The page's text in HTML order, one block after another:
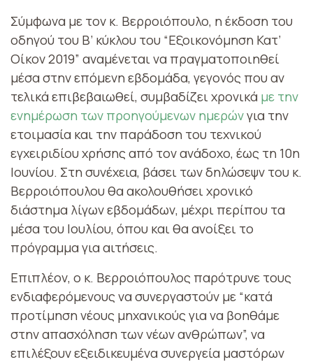
Σύμφωνα με τον κ. Βερροιόπουλο, η έκδοση του
οδηγού του Β’ κύκλου του “Εξοικονόμηση Κατ’
Οίκον 2019” αναμένεται να πραγματοποιηθεί
μέσα στην επόμενη εβδομάδα, γεγονός που αν
τελικά επιβεβαιωθεί, συμβαδίζει χρονικά με την
ενημέρωση των προηγούμενων ημερώνγια την
ετοιμασία και την παράδοση του τεχνικού
εγχειριδίου χρήσης από τον ανάδοχο, έως τη 10η
Ιουνίου. Στη συνέχεια, βάσει των δηλώσεψν του κ.
Βερροιόπουλου θα ακολουθήσει χρονικό
διάστημα λίγων εβδομάδων, μέχρι περίπου τα
μέσα του Ιουλίου, όπου και θα ανοίξει το
πρόγραμμα για αιτήσεις.
Επιπλέον, ο κ. Βερροιόπουλος παρότρυνε τους
ενδιαφερόμενους να συνεργαστούν με “κατά
προτίμηση νέους μηχανικούς για να βοηθάμε
στην απασχόληση των νέων ανθρώπων”, να
επιλέξουν εξειδικευμένα συνεργεία μαστόρων